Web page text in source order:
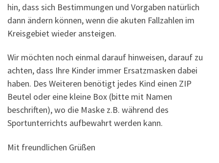
hin, dass sich Bestimmungen und Vorgaben natürlich
dann ändern können, wenn die akuten Fallzahlen im
Kreisgebiet wieder ansteigen.
Wir möchten noch einmal darauf hinweisen, darauf zu
achten, dass Ihre Kinder immer Ersatzmasken dabei
haben. Des Weiteren benötigt jedes Kind einen ZIP
Beutel oder eine kleine Box (bitte mit Namen
beschriften), wo die Maske z.B. während des
Sportunterrichts aufbewahrt werden kann.
Mit freundlichen Grüßen